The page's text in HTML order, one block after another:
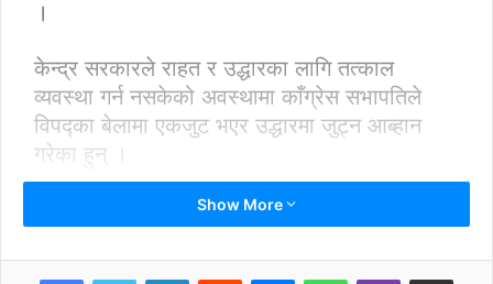
।
केन्द्र सरकारले राहत र उद्धारका लागि तत्काल
व्यवस्था गर्न नसकेको अवस्थामा काँग्रेस सभापतिले
विपद्का बेलामा एकजुट भएर उद्धारमा जुट्न आब्हान
गरेका हुन् ।
अझै पनि धेरै स्थानमा उद्धारको प्रयास भइरहेको छ ।
भएको बताइएको छ ।
Show More
LinkedInReddit MessengerWhatsAppViber Share via Email